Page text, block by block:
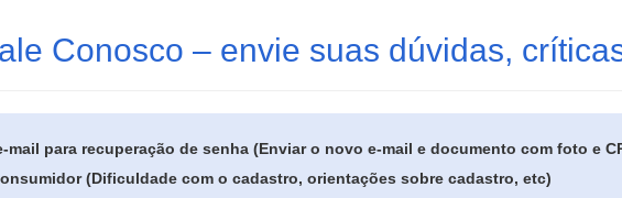
Conosco – envie suas dúvidas,
mail para recuperação de senha (Enviar o novo e-mail e documento com foto e
(Dificuldade com o cadastro, orientações sobre cadastro, etc)